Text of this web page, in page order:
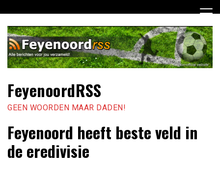
naar
inhoud
FeyenoordRSS
GEEN WOORDEN MAAR DADEN!
Feyenoord heeft beste veld in
de eredivisie